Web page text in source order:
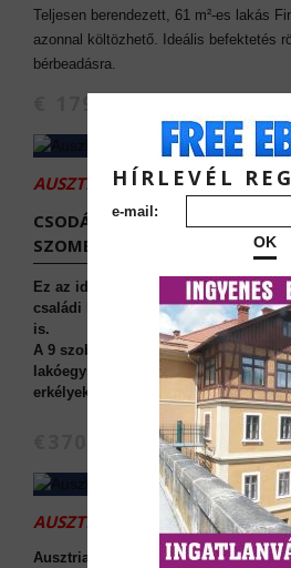
HÍRLEVÉL
e-mail:
OK
Teljesen berendezett, 61 m²-es lakás
azonnal költözhető. Ideális befektetés
bérbeadásra.
€ 179.000
AUSZTRIAI INGATLANOK:
CSODÁLATOS OTTHON NEM
SZOMBATHELYTŐL.
Ez az idilli ausztriai ingatlan egy
családi ház, amely kiváló
is.
A 9 szobás, 190 m² lakótérrel
lakóegységből áll, saját kerttel,
erkélyekkel.
AUSZTRIAI INGATLANOK:
Ausztriai ingatlanok: 3 szobás lakás -